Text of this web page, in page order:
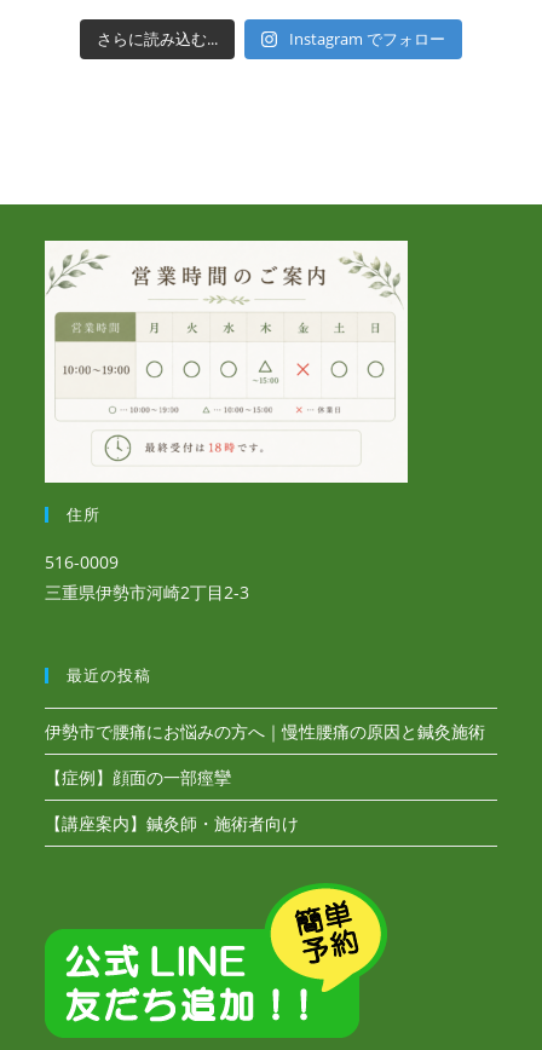
さらに読み込む... Instagram でフォロー
住所
516-0009
三重県伊勢市河崎2丁目2-3
最近の投稿
伊勢市で腰痛にお悩みの方へ｜慢性腰痛の原因と鍼灸施術
【症例】顔面の一部痙攣
【講座案内】鍼灸師・施術者向け